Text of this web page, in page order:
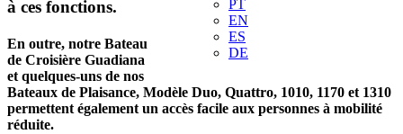
PT
EN
ES
DE
à ces fonctions.
En outre, notre Bateau
de Croisière Guadiana
et quelques-uns de nos
Bateaux de Plaisance, Modèle Duo, Quattro, 1010, 1170 et 1310
permettent également un accès facile aux personnes à mobilité
réduite.